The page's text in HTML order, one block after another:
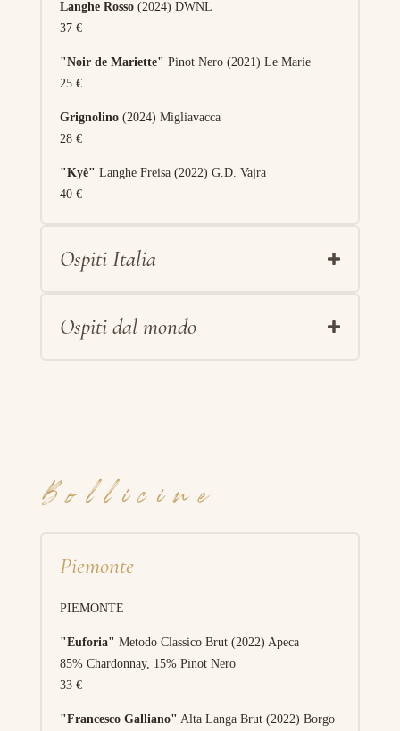
Langhe Rosso(2024) DWNL
37 €
"Noir de Mariette" Pinot Nero (2021) Le Marie
25 €
Grignolino(2024) Migliavacca
28 €
"Kyè" Langhe Freisa (2022) G.D. Vajra
40 €
Ospiti Italia
Ospiti dal mondo
Bollicine
Piemonte
PIEMONTE
"Euforia" Metodo Classico Brut (2022) Apeca
85% Chardonnay, 15% Pinot Nero
33 €
"Francesco Galliano" Alta Langa Brut (2022) Borgo